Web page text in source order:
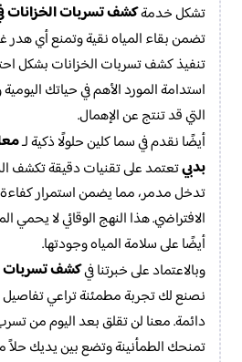
تشكل خدمةكشف تسربات الخزانات
تضمن بقاء المياه نقية وتمنع أي هدر
تنفيذ كشف تسربات الخزانات بشكل
استدامة المورد الأهم في حياتك
التي قد تنتج عن الإهمال.
أيضًا نقدم في سما كلين حلولًا ذكية لـ
بدبيتعتمد على تقنيات دقيقة تكشف
تدخل مدمر، مما يضمن استمرار
الافتراضي. هذا النهج الوقائي لا يحمي
أيضًا على سلامة المياه وجودتها.
وبالاعتماد على خبرتنا فيكشف تسربات
نصنع لك تجربة مطمئنة تراعي
دائمة. معنا لن تقلق بعد اليوم من
تمنحك الطمأنينة وتضع بين يديك حلاً